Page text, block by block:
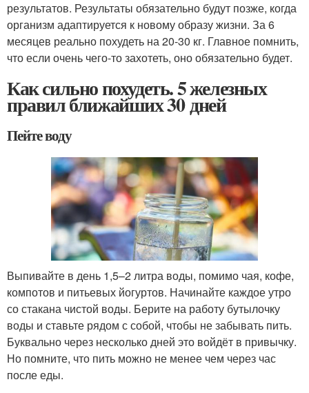
результатов. Результаты обязательно будут позже, когда
организм адаптируется к новому образу жизни. За 6
месяцев реально похудеть на 20-30 кг. Главное помнить,
что если очень чего-то захотеть, оно обязательно будет.
Как сильно похудеть. 5 железных
правил ближайших 30 дней
Пейте воду
Выпивайте в день 1,5–2 литра воды, помимо чая, кофе,
компотов и питьевых йогуртов. Начинайте каждое утро
со стакана чистой воды. Берите на работу бутылочку
воды и ставьте рядом с собой, чтобы не забывать пить.
Буквально через несколько дней это войдёт в привычку.
Но помните, что пить можно не менее чем через час
после еды.